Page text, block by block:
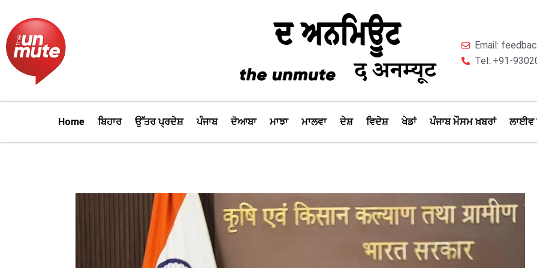
content
Email:
Tel: +91-
Home ਬਿਹਾਰ ਉੱਤਰ ਪ੍ਰਦੇਸ਼ ਪੰਜਾਬ ਦੋਆਬਾ ਮਾਝਾ ਮਾਲਵਾ ਦੇਸ਼ ਵਿਦੇਸ਼ ਖੇਡਾਂ ਪੰਜਾਬ ਮੌਸਮ ਖ਼ਬਰਾਂ ਲਾਈਵ